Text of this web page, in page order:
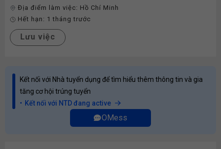
Địa điểm làm việc: Hồ Chí Minh
Hết hạn: 1 tháng trước
Lưu việc
Kết nối với Nhà tuyển dụng để tìm hiểu thêm thông tin và gia
tăng cơ hội trúng tuyển
Kết nối với NTD đang active
OMess